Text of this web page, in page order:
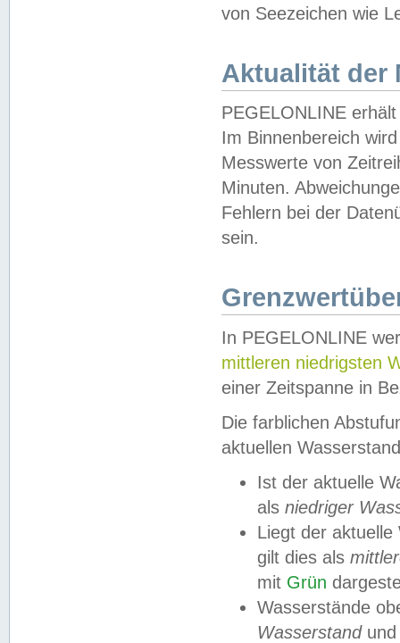
von Seezeichen wie
Aktualität der
PEGELONLINE
Im Binnenbereich
Messwerte von
Minuten.
Fehlern bei der
sein.
In PEGELONLINE
mittleren niedrigsten
einer Zeitspanne in
Die farblichen
aktuellen
Ist der aktuelle
als niedriger
Liegt der
gilt dies als
mit Grün
Wasserstände
Wasserstandund